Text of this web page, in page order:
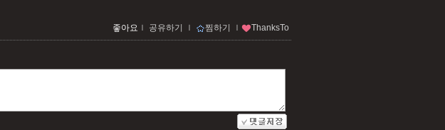
좋아요 ｌ 공유하기 ｌ 찜하기 ｌ ThanksTo